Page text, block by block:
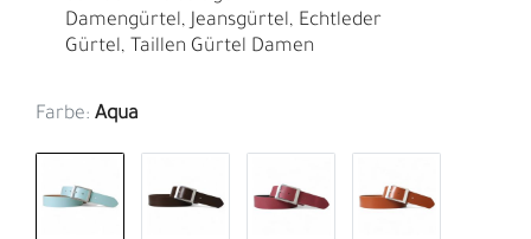
Damengürtel, Jeansgürtel, Echtleder
Gürtel, Taillen Gürtel Damen
Farbe: Aqua